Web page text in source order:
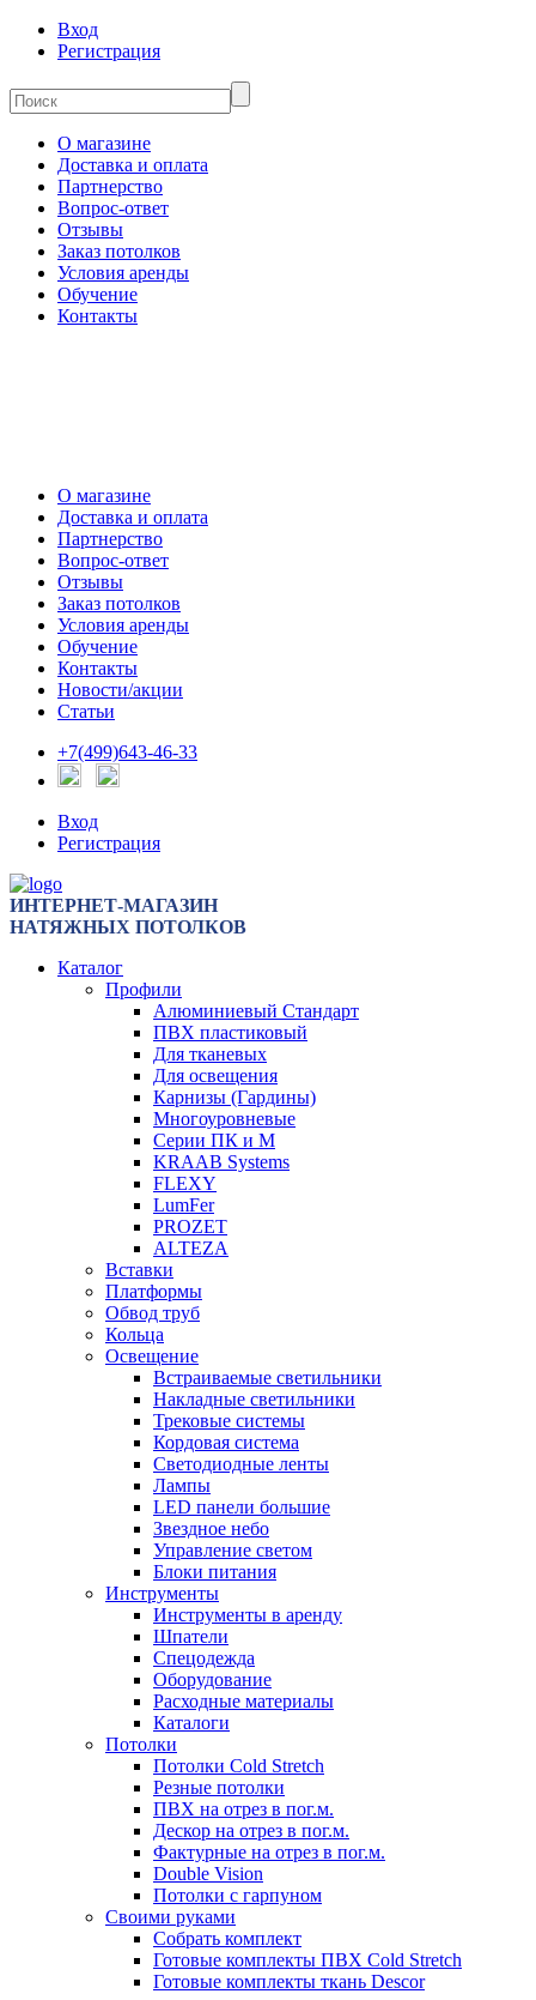
Вход
Регистрация
О магазине
Доставка и оплата
Партнерство
Вопрос-ответ
Отзывы
Заказ потолков
Условия аренды
Обучение
Контакты
О магазине
Доставка и оплата
Партнерство
Вопрос-ответ
Отзывы
Заказ потолков
Условия аренды
Обучение
Контакты
Новости/акции
Статьи
+7(499)643-46-33
Вход
Регистрация
ИНТЕРНЕТ-МАГАЗИН
НАТЯЖНЫХ ПОТОЛКОВ
Каталог
Профили
Алюминиевый Стандарт
ПВХ пластиковый
Для тканевых
Для освещения
Карнизы (Гардины)
Многоуровневые
Серии ПК и М
KRAAB Systems
FLEXY
LumFer
PROZET
ALTEZA
Вставки
Платформы
Обвод труб
Кольца
Освещение
Встраиваемые светильники
Накладные светильники
Трековые системы
Кордовая система
Светодиодные ленты
Лампы
LED панели большие
Звездное небо
Управление светом
Блоки питания
Инструменты
Инструменты в аренду
Шпатели
Спецодежда
Оборудование
Расходные материалы
Каталоги
Потолки
Потолки Cold Stretch
Резные потолки
ПВХ на отрез в пог.м.
Дескор на отрез в пог.м.
Фактурные на отрез в пог.м.
Double Vision
Потолки с гарпуном
Своими руками
Собрать комплект
Готовые комплекты ПВХ Cold Stretch
Готовые комплекты ткань Descor